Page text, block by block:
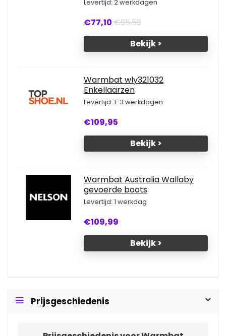
Levertijd: 2 werkdagen
€77,10€95,59
Bekijk >
Warmbat wly321032
Enkellaarzen
Levertijd: 1-3 werkdagen
€109,95
Bekijk >
Warmbat Australia Wallaby
gevoerde boots
Levertijd: 1 werkdag
€109,99
Bekijk >
Prijsgeschiedenis